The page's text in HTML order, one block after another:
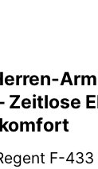
Zeitlose
F-